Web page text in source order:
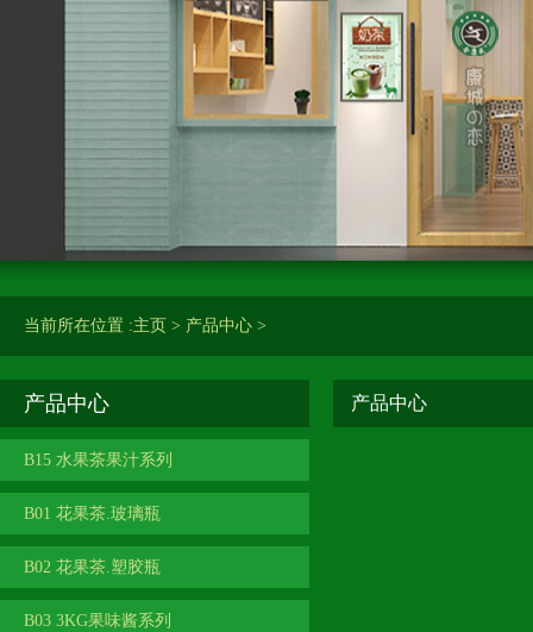
当前所在位置 :主页 > 产品中心 >
产品中心
B15 水果茶果汁系列
B01 花果茶.玻璃瓶
B02 花果茶.塑胶瓶
B03 3KG果味酱系列
产品中心